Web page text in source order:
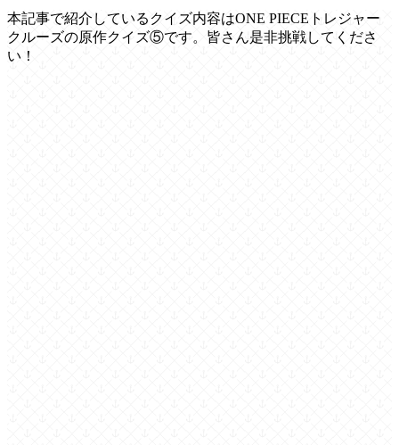
本記事で紹介しているクイズ内容はONE PIECEトレジャー
クルーズの原作クイズ⑤です。皆さん是非挑戦してくださ
い！